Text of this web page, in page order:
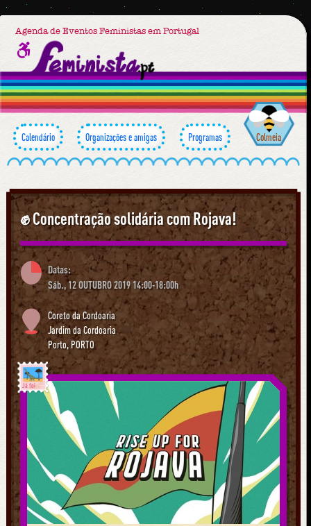
Agenda de Eventos Feministas em Portugal
Calendário Organizações e amigas Programas Colmeia
✊ Concentração solidária com Rojava!
Datas:
Sáb., 12 OUTUBRO 2019 14:00-18:00h
Coreto da Cordoaria
Jardim da Cordoaria
Porto, PORTO
Já foi